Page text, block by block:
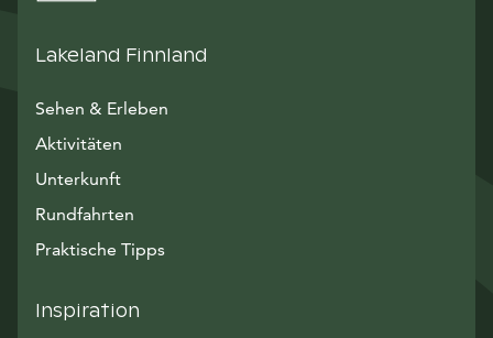
Lakeland Finnland
Sehen & Erleben
Aktivitäten
Unterkunft
Rundfahrten
Praktische Tipps
Inspiration